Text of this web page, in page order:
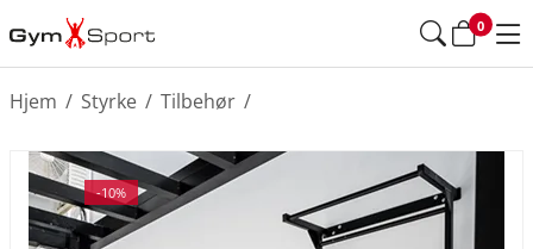
0
/
Hjem /
Styrke /
Tilbehør
-10%